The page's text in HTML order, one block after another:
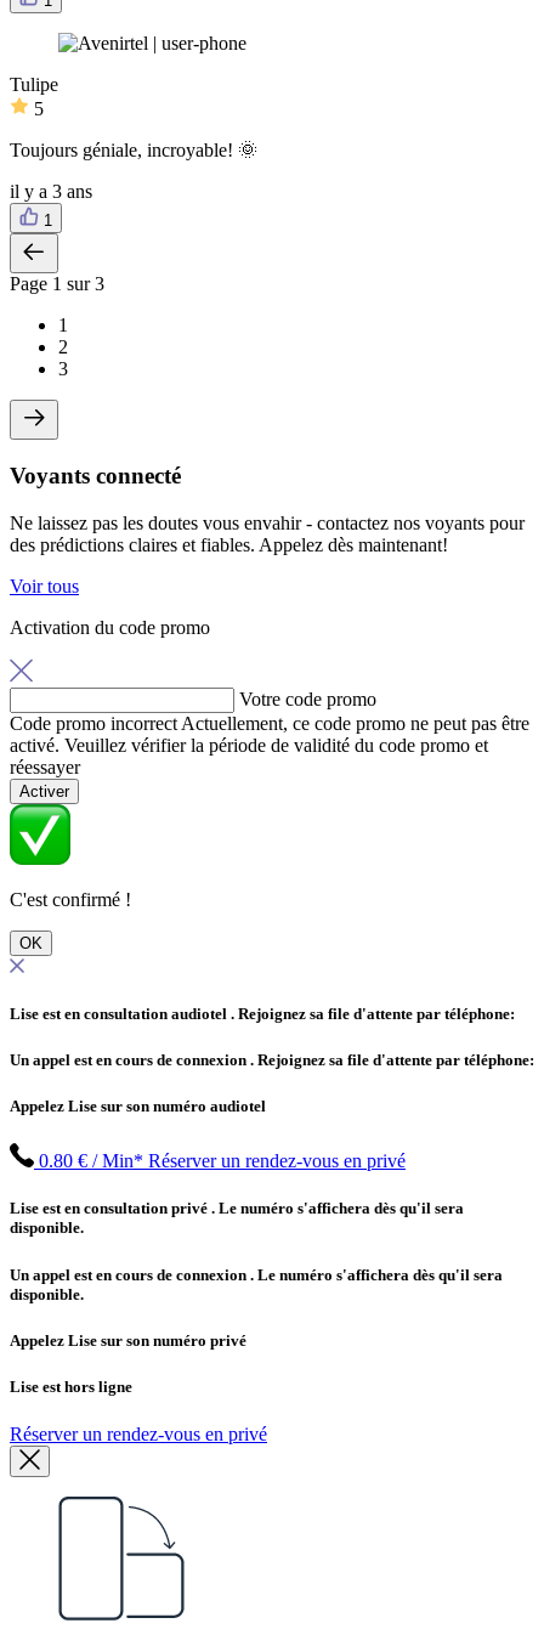
Tulipe
5
Toujours géniale, incroyable! 🌞
il y a 3 ans
1
Page 1 sur 3
1
2
3
Voyants connecté
Ne laissez pas les doutes vous envahir - contactez nos voyants pour
des prédictions claires et fiables. Appelez dès maintenant!
Voir tous
Activation du code promo
Votre code promo
Code promo incorrect Actuellement, ce code promo ne peut pas être
activé. Veuillez vérifier la période de validité du code promo et
réessayer
Activer
C'est confirmé !
OK
Lise est en consultation audiotel . Rejoignez sa file d'attente par téléphone:
Un appel est en cours de connexion . Rejoignez sa file d'attente par téléphone:
Appelez Lise sur son numéro audiotel
0.80 € / Min* Réserver un rendez-vous en privé
Lise est en consultation privé . Le numéro s'affichera dès qu'il sera
disponible.
Un appel est en cours de connexion . Le numéro s'affichera dès qu'il sera
disponible.
Appelez Lise sur son numéro privé
Lise est hors ligne
Réserver un rendez-vous en privé